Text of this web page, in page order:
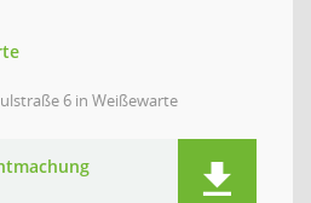
6 in Weißewarte